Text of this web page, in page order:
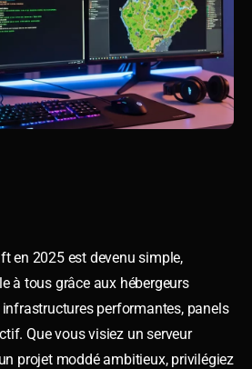
en 2025 est devenu simple,
à tous grâce aux hébergeurs
performantes, panels
Que vous visiez un serveur
projet moddé ambitieux, privilégiez